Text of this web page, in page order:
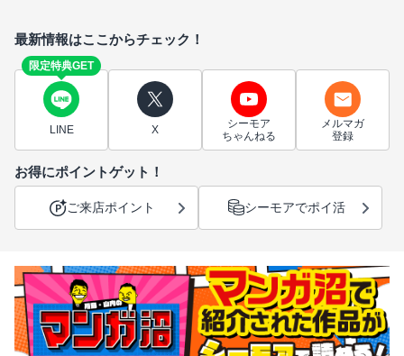
最新情報はここからチェック！
限定特典GET
LINE X
シーモア
ちゃんねる
メルマガ
登録
お得にポイントゲット！
ご来店ポイント シーモアでポイ活